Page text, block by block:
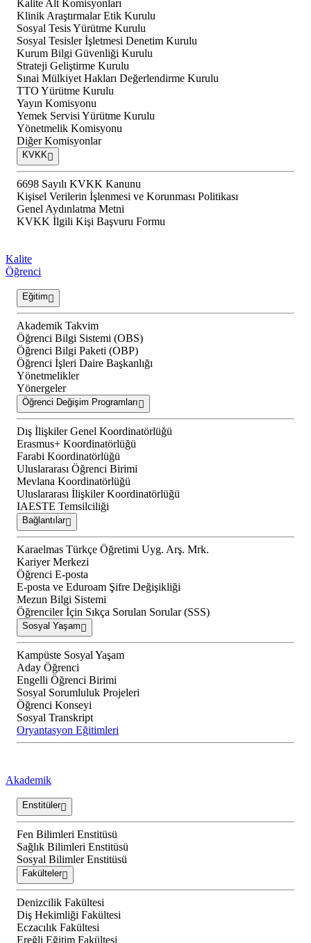
Kalite Alt Komisyonları
Klinik Araştırmalar Etik Kurulu
Sosyal Tesis Yürütme Kurulu
Sosyal Tesisler İşletmesi Denetim Kurulu
Kurum Bilgi Güvenliği Kurulu
Strateji Geliştirme Kurulu
Sınai Mülkiyet Hakları Değerlendirme Kurulu
TTO Yürütme Kurulu
Yayın Komisyonu
Yemek Servisi Yürütme Kurulu
Yönetmelik Komisyonu
Diğer Komisyonlar
KVKK
6698 Sayılı KVKK Kanunu
Kişisel Verilerin İşlenmesi ve Korunması Politikası
Genel Aydınlatma Metni
KVKK İlgili Kişi Başvuru Formu
Kalite
Öğrenci
Eğitim
Akademik Takvim
Öğrenci Bilgi Sistemi (OBS)
Öğrenci Bilgi Paketi (OBP)
Öğrenci İşleri Daire Başkanlığı
Yönetmelikler
Yönergeler
Öğrenci Değişim Programları
Dış İlişkiler Genel Koordinatörlüğü
Erasmus+ Koordinatörlüğü
Farabi Koordinatörlüğü
Uluslararası Öğrenci Birimi
Mevlana Koordinatörlüğü
Uluslararası İlişkiler Koordinatörlüğü
IAESTE Temsilciliği
Bağlantılar
Karaelmas Türkçe Öğretimi Uyg. Arş. Mrk.
Kariyer Merkezi
Öğrenci E-posta
E-posta ve Eduroam Şifre Değişikliği
Mezun Bilgi Sistemi
Öğrenciler İçin Sıkça Sorulan Sorular (SSS)
Sosyal Yaşam
Kampüste Sosyal Yaşam
Aday Öğrenci
Engelli Öğrenci Birimi
Sosyal Sorumluluk Projeleri
Öğrenci Konseyi
Sosyal Transkript
Oryantasyon Eğitimleri
Akademik
Enstitüler
Fen Bilimleri Enstitüsü
Sağlık Bilimleri Enstitüsü
Sosyal Bilimler Enstitüsü
Fakülteler
Denizcilik Fakültesi
Diş Hekimliği Fakültesi
Eczacılık Fakültesi
Ereğli Eğitim Fakültesi